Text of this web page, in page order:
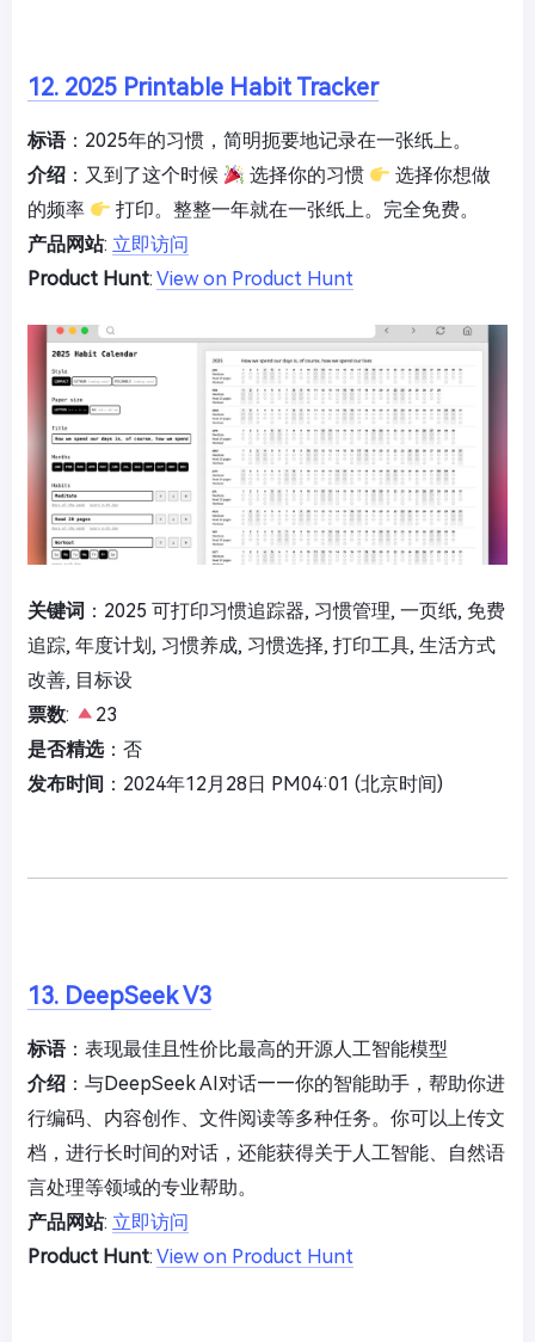
12. 2025 Printable Habit Tracker
标语：2025年的习惯，简明扼要地记录在一张纸上。
介绍 ：又到了这个时候 选择你的习惯
选择你想做
的频率
打印。整整一年就在一张纸上。完全免费。
产品网站: 立即访问
Product Hunt: View on Product Hunt
关键词 ：2025 可打印习惯追踪器, 习惯管理, 一页纸, 免费
追踪, 年度计划, 习惯养成, 习惯选择, 打印工具, 生活方式
改善, 目标设
票数:
23
是否精选：否
发布时间 ：2024年12月28日 PM04:01 (北京时间)
13. DeepSeek V3
标语：表现最佳且性价比最高的开源人工智能模型
介绍 ：与DeepSeek AI对话——你的智能助手，帮助你进
行编码、内容创作、文件阅读等多种任务。你可以上传文
档，进行长时间的对话，还能获得关于人工智能、自然语
言处理等领域的专业帮助。
产品网站: 立即访问
Product Hunt: View on Product Hunt